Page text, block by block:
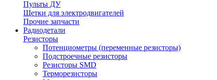
Пульты ДУ
Щетки для электродвигателей
Прочие запчасти
Радиодетали
Резисторы
Потенциометры (переменные резисторы)
Подстроечные резисторы
Резисторы SMD
Терморезисторы